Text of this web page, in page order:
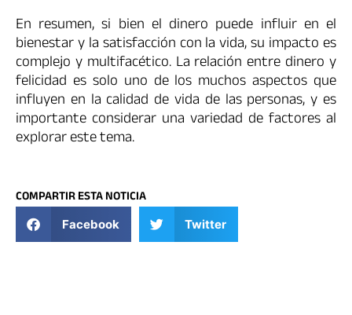
En resumen, si bien el dinero puede influir en el
bienestar y la satisfacción con la vida, su impacto es
complejo y multifacético. La relación entre dinero y
felicidad es solo uno de los muchos aspectos que
influyen en la calidad de vida de las personas, y es
importante considerar una variedad de factores al
explorar este tema.
COMPARTIR ESTA NOTICIA
Facebook Twitter